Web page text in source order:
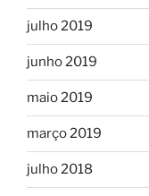
julho 2019
junho 2019
maio 2019
março 2019
julho 2018